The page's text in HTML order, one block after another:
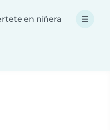
en niñera